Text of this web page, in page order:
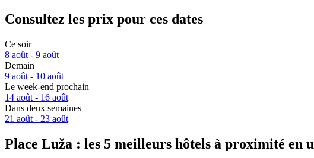
Consultez les prix pour ces dates
Ce soir
8 août - 9 août
Demain
9 août - 10 août
Le week-end prochain
14 août - 16 août
Dans deux semaines
21 août - 23 août
Place Luža : les 5 meilleurs hôtels à proximité en